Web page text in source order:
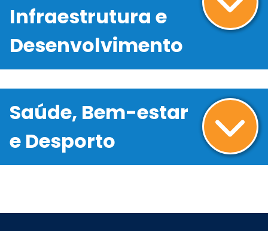
Infraestrutura e
Desenvolvimento
Saúde, Bem-estar
e Desporto